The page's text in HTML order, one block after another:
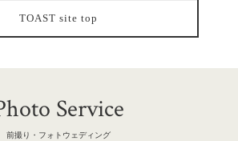
TOAST site top
Service
前撮り・フォトウェディング